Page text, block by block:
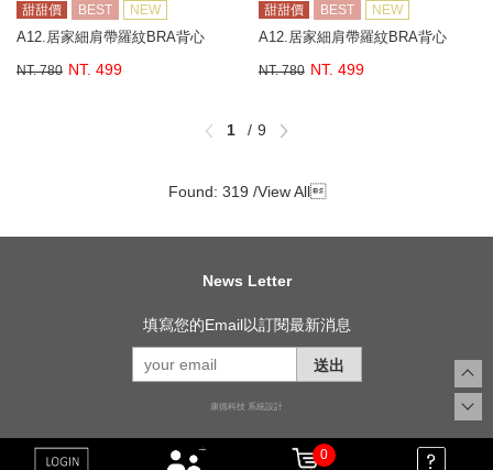
甜甜價 BEST NEW
A12.居家細肩帶羅紋BRA背心
NT. 780 NT. 499
甜甜價 BEST NEW
A12.居家細肩帶羅紋BRA背心
NT. 780 NT. 499
1 9
Found: 319 /View All
News Letter
填寫您的Email以訂閱最新消息
送出
康德科技 系統設計
0